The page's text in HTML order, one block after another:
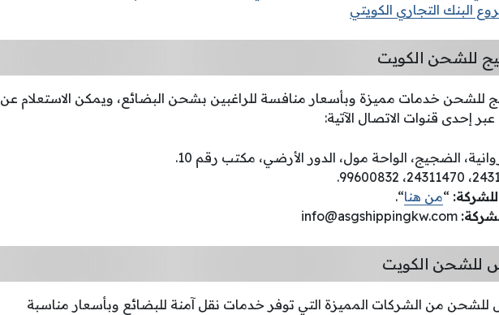
البنك التجاري الكويتي
للشحن الكويت
للشحن خدمات مميزة وبأسعار منافسة للراغبين بشحن البضائع، ويمكن الاستعلام عن
إحدى قنوات الاتصال الآتية:
الضجيج، الواحة مول، الدور الأرضي، مكتب رقم 10.
للشركة: “من هنا“.
:
info@asgshippingkw.com
للشحن الكويت
من الشركات المميزة التي توفر خدمات نقل آمنة للبضائع وبأسعار مناسبة